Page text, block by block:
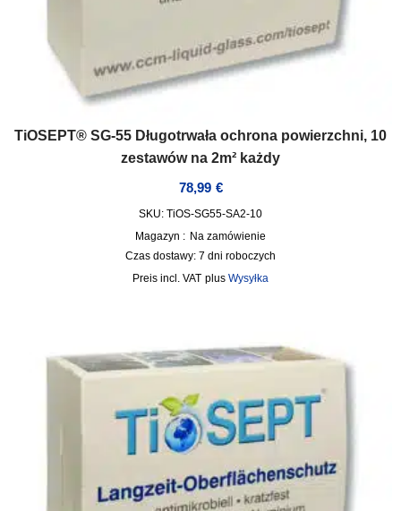
TiOSEPT® SG-55 Długotrwała ochrona powierzchni, 10
zestawów na 2m² każdy
78,99 €
SKU: TiOS-SG55-SA2-10
Magazyn : Na zamówienie
Czas dostawy: 7 dni roboczych
incl. VAT plus Wysyłka